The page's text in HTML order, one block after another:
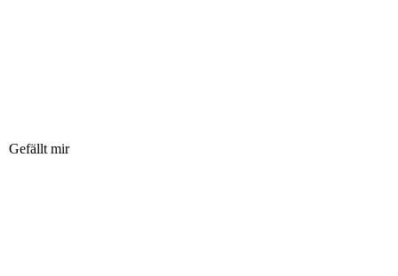
Gefällt mir